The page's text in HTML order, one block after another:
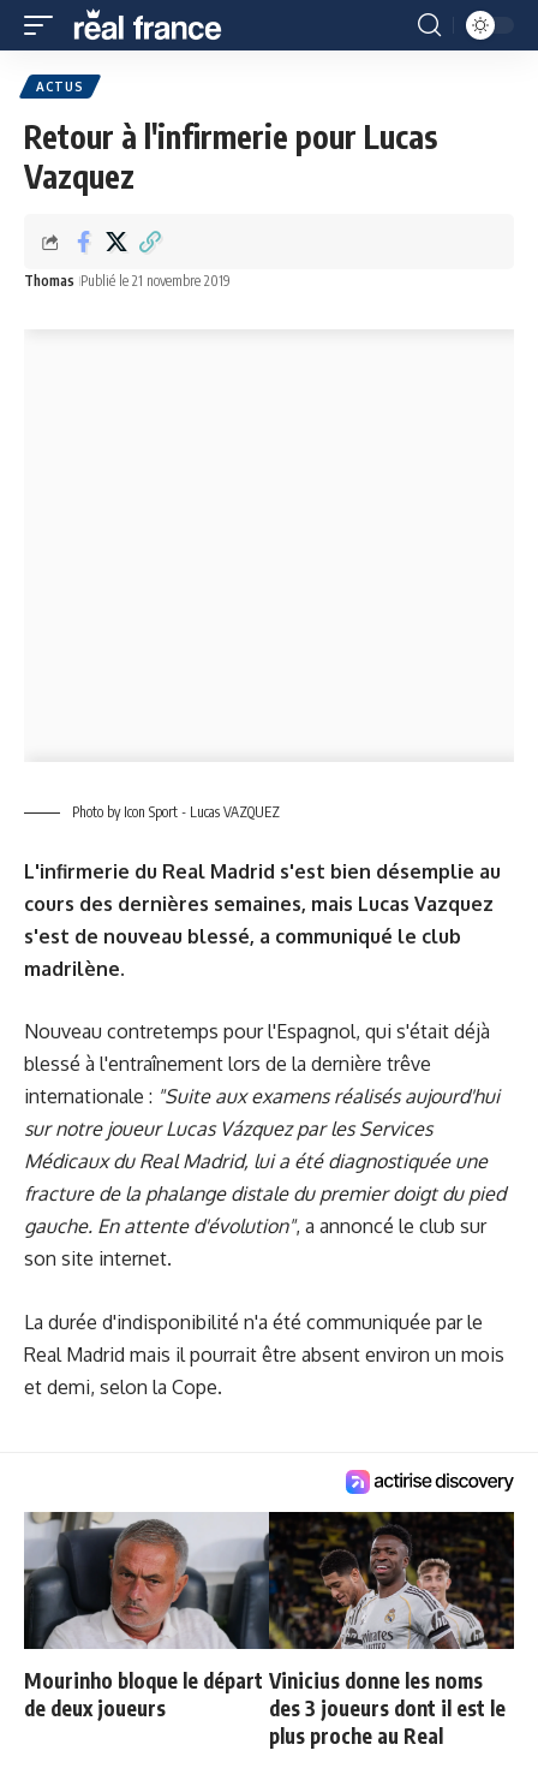
ACTUS
Retour à l'infirmerie pour Lucas
Vazquez
Thomas Publié le 21 novembre 2019
Photo by Icon Sport - Lucas VAZQUEZ
L'infirmerie du Real Madrid s'est bien désemplie au
cours des dernières semaines, mais Lucas Vazquez
s'est de nouveau blessé, a communiqué le club
madrilène.
Nouveau contretemps pour l'Espagnol, qui s'était déjà
blessé à l'entraînement lors de la dernière trêve
internationale : "Suite aux examens réalisés aujourd'hui
sur notre joueur Lucas Vázquez par les Services
Médicaux du Real Madrid, lui a été diagnostiquée une
fracture de la phalange distale du premier doigt du pied
gauche. En attente d'évolution", a annoncé le club sur
son site internet.
La durée d'indisponibilité n'a été communiquée par le
Real Madrid mais il pourrait être absent environ un mois
et demi, selon la Cope.
Mourinho bloque le départ
de deux joueurs
Vinicius donne les noms
des 3 joueurs dont il est le
plus proche au Real